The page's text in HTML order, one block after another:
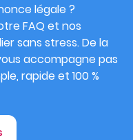
légale ?
FAQ et nos
sans stress. De la
accompagne pas
rapide et 100 %